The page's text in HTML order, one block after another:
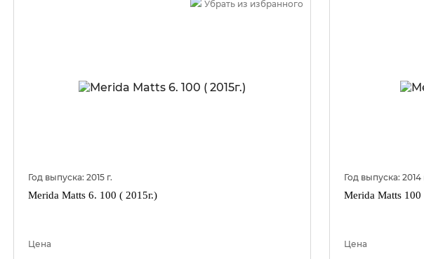
Убрать из избранного
Год выпуска:2015 г.
Merida Matts 6. 100 ( 2015г.)
Цена
Год выпуска:2014
Merida Matts 100
Цена